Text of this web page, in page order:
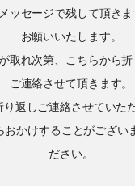
ッセージで残して頂きま
お願いいたします。
取れ次第、こちらから折
ご連絡させて頂きます。
り返しご連絡させていた
おかけすることがござい
ださい。